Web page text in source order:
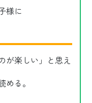
様に
が楽しい」と思え
める。